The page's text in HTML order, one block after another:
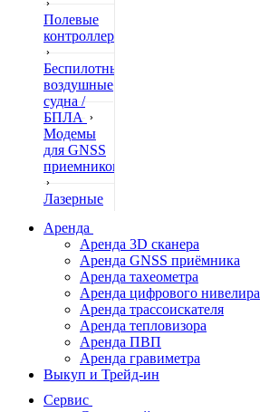
Полевые
контроллеры
Беспилотные
воздушные
судна /
БПЛА
Модемы
для GNSS
приемников
Лазерные
Нивелиры
Теодолиты
Трассоискатели
Неразрушающий
контроль
Аксессуары
Аренда
Аренда 3D сканера
Аренда GNSS приёмника
Аренда тахеометра
Аренда цифрового нивелира
Аренда трассоискателя
Аренда тепловизора
Аренда ПВП
Аренда гравиметра
Выкуп и Трейд-ин
Сервис